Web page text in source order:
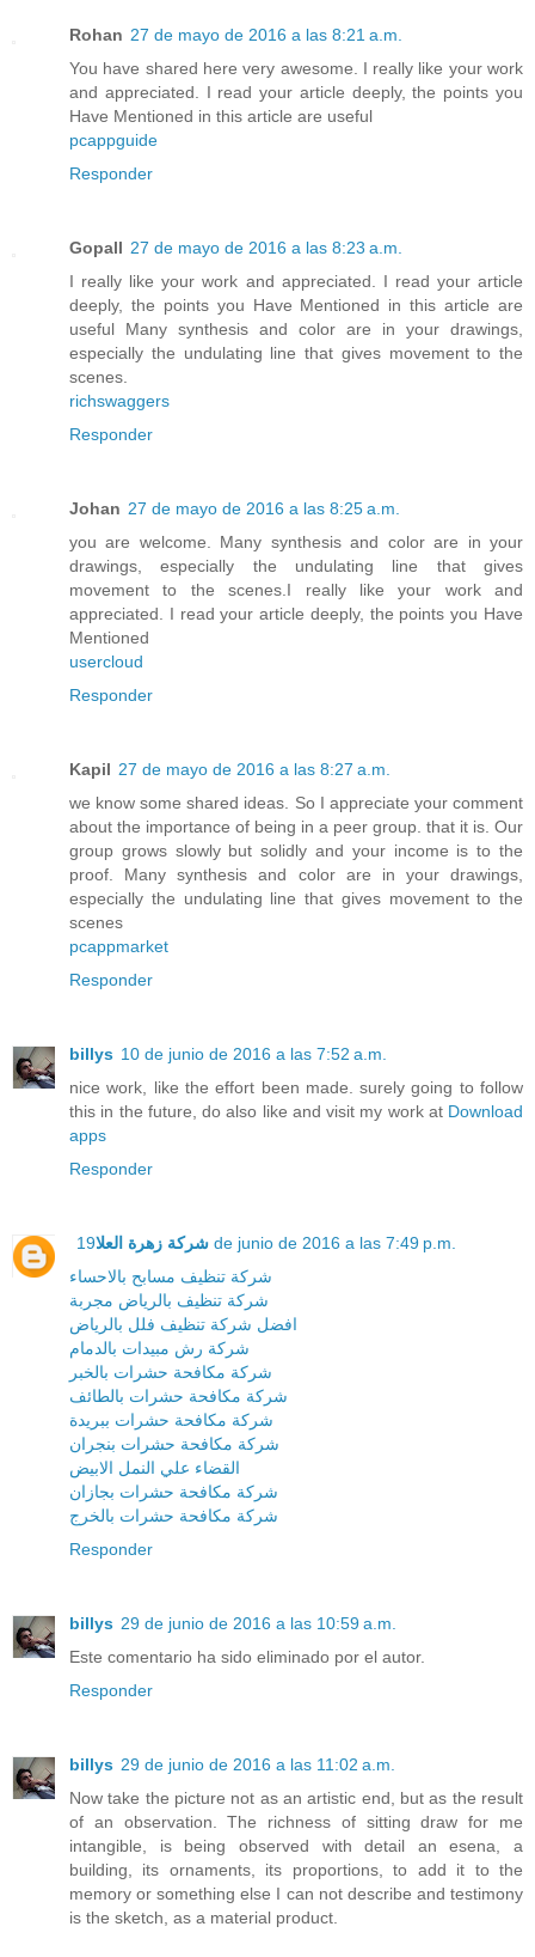
Rohan 27 de mayo de 2016 a las 8:21 a.m.
You have shared here very awesome. I really like your work
and appreciated. I read your article deeply, the points you
Have Mentioned in this article are useful
pcappguide
Responder
Gopall 27 de mayo de 2016 a las 8:23 a.m.
I really like your work and appreciated. I read your article
deeply, the points you Have Mentioned in this article are
useful Many synthesis and color are in your drawings,
especially the undulating line that gives movement to the
scenes.
richswaggers
Responder
Johan 27 de mayo de 2016 a las 8:25 a.m.
you are welcome. Many synthesis and color are in your
drawings, especially the undulating line that gives
movement to the scenes.I really like your work and
appreciated. I read your article deeply, the points you Have
Mentioned
usercloud
Responder
Kapil 27 de mayo de 2016 a las 8:27 a.m.
we know some shared ideas. So I appreciate your comment
about the importance of being in a peer group. that it is. Our
group grows slowly but solidly and your income is to the
proof. Many synthesis and color are in your drawings,
especially the undulating line that gives movement to the
scenes
pcappmarket
Responder
billys 10 de junio de 2016 a las 7:52 a.m.
nice work, like the effort been made. surely going to follow
this in the future, do also like and visit my work at Download
apps
Responder
شركة زهرة العلا 19 de junio de 2016 a las 7:49 p.m.
شركة تنظيف مسابح بالاحساء
شركة تنظيف بالرياض مجربة
افضل شركة تنظيف فلل بالرياض
شركة رش مبيدات بالدمام
شركة مكافحة حشرات بالخبر
شركة مكافحة حشرات بالطائف
شركة مكافحة حشرات ببريدة
شركة مكافحة حشرات بنجران
القضاء علي النمل الابيض
شركة مكافحة حشرات بجازان
شركة مكافحة حشرات بالخرج
Responder
billys 29 de junio de 2016 a las 10:59 a.m.
Este comentario ha sido eliminado por el autor.
Responder
billys 29 de junio de 2016 a las 11:02 a.m.
Now take the picture not as an artistic end, but as the result
of an observation. The richness of sitting draw for me
intangible, is being observed with detail an esena, a
building, its ornaments, its proportions, to add it to the
memory or something else I can not describe and testimony
is the sketch, as a material product.